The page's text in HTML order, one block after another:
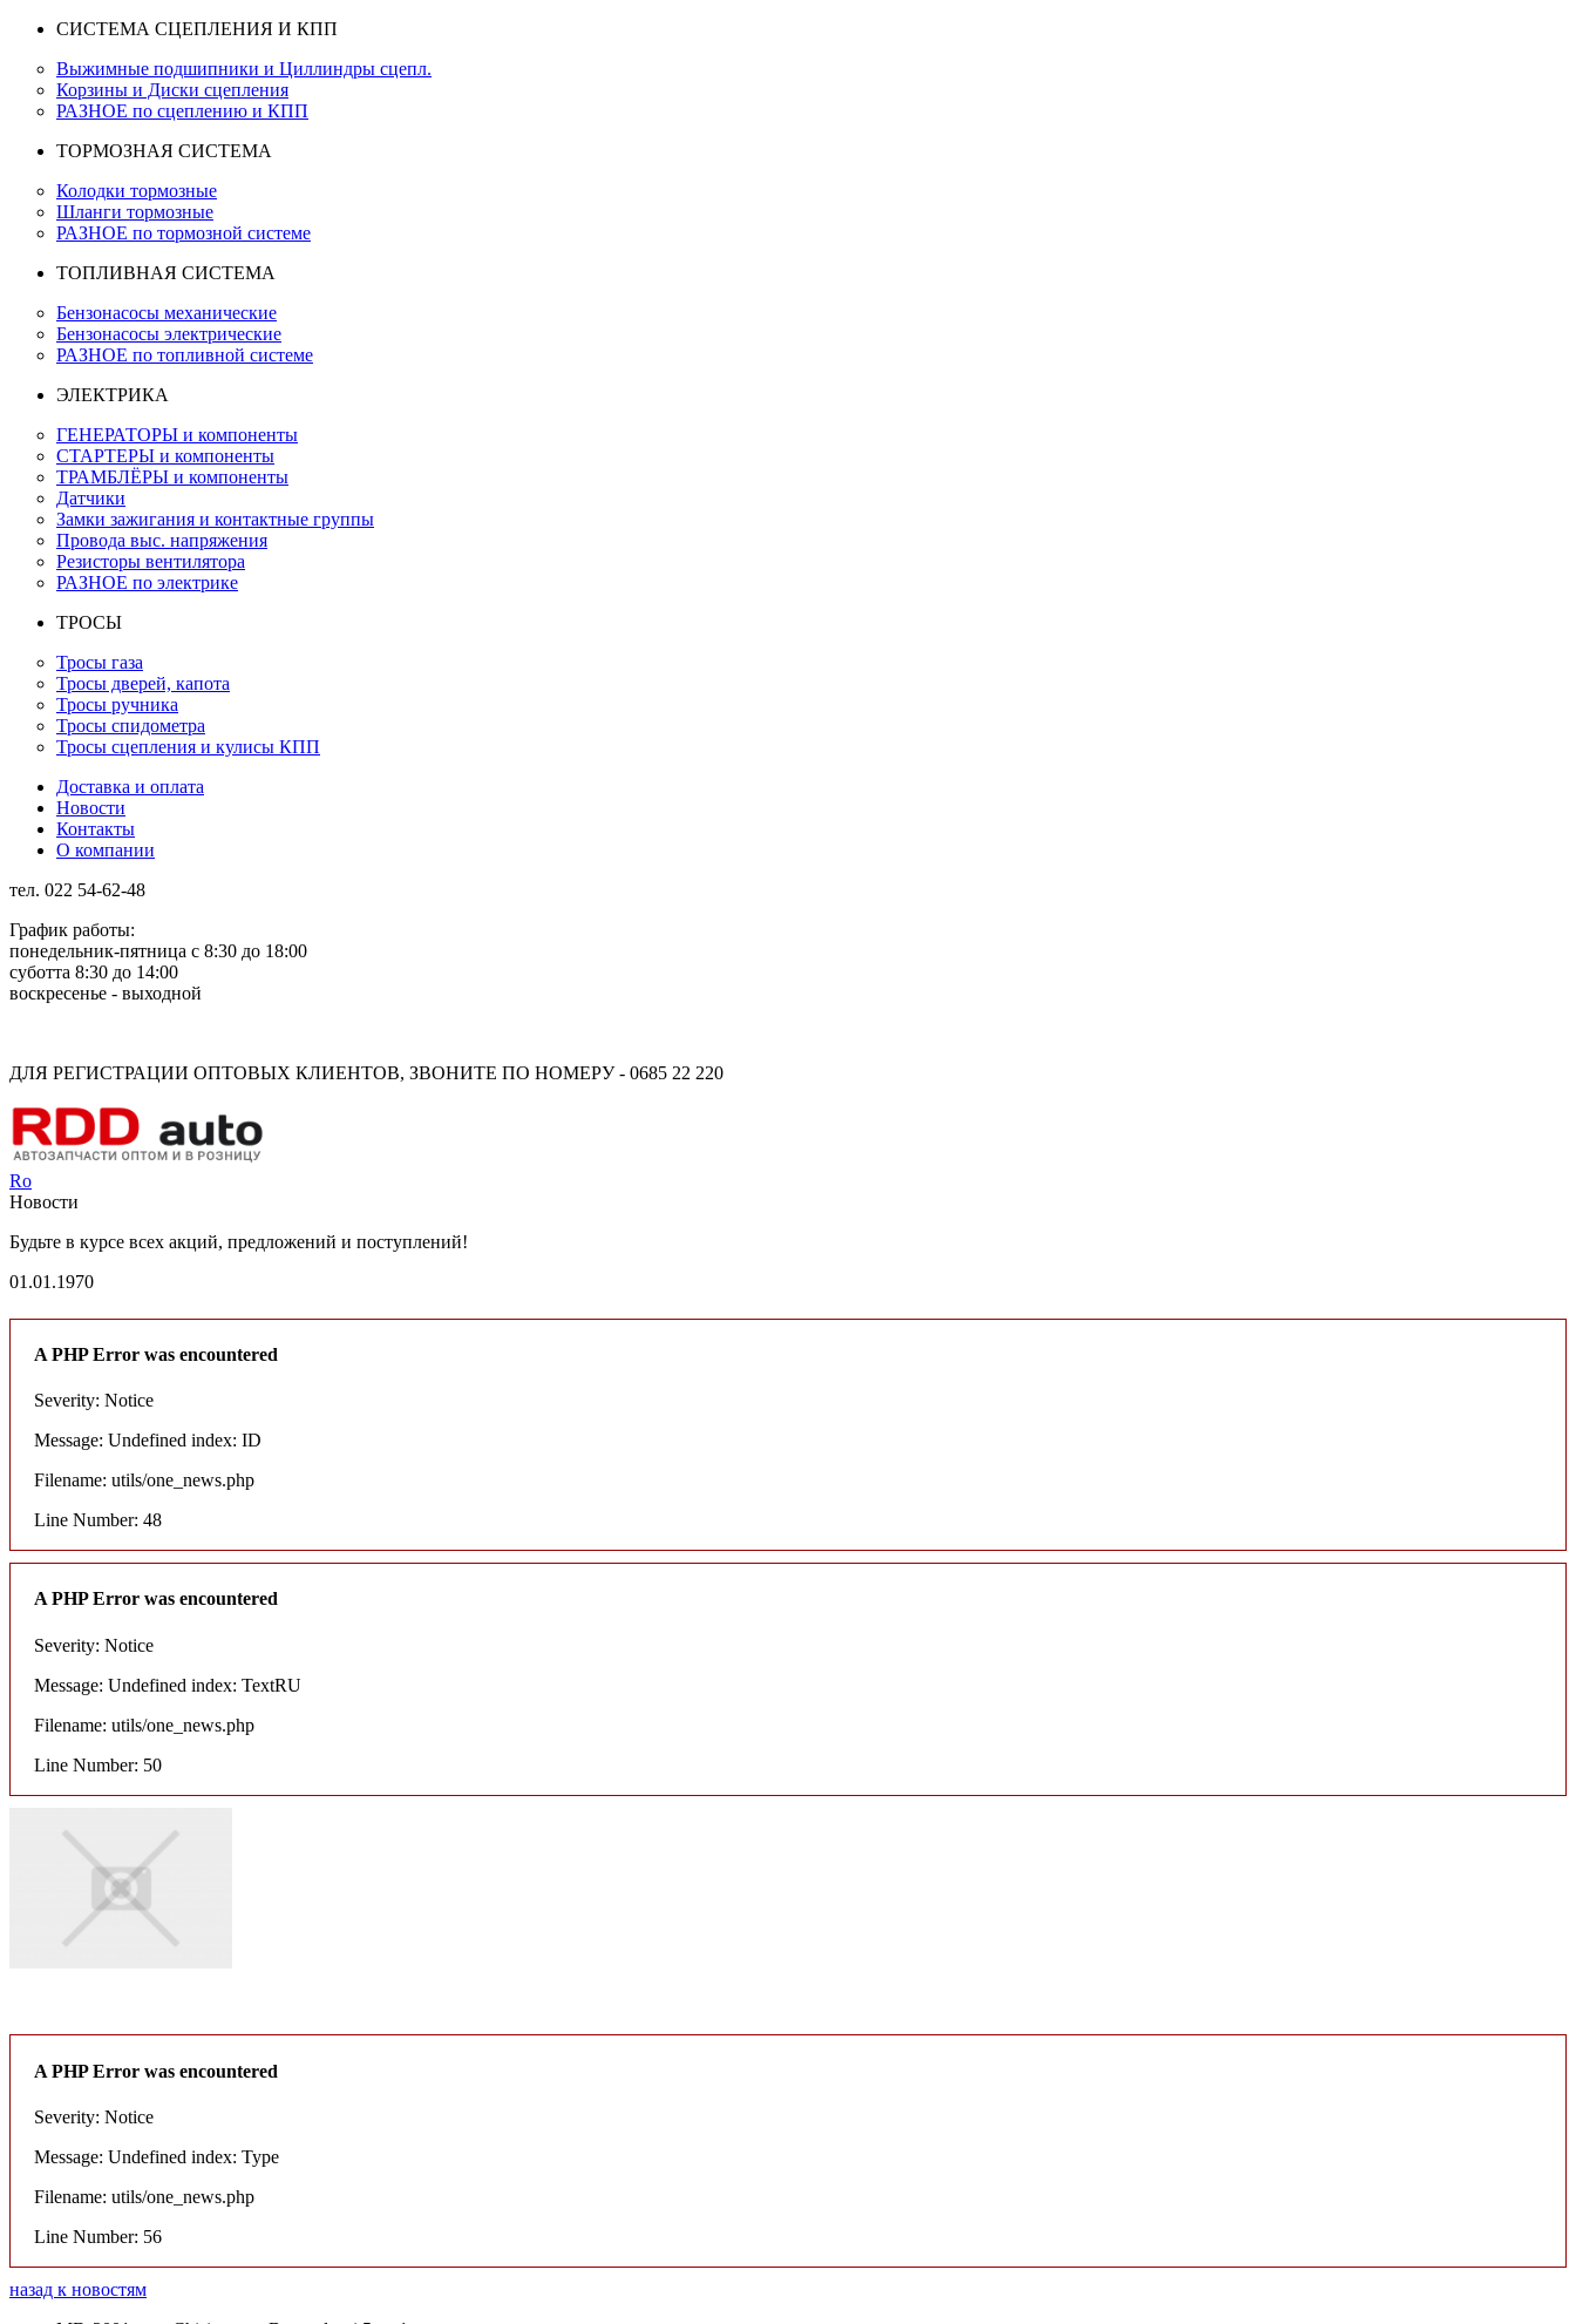
СИСТЕМА СЦЕПЛЕНИЯ И КПП
Выжимные подшипники и Циллиндры сцепл.
Корзины и Диски сцепления
РАЗНОЕ по сцеплению и КПП
ТОРМОЗНАЯ СИСТЕМА
Колодки тормозные
Шланги тормозные
РАЗНОЕ по тормозной системе
ТОПЛИВНАЯ СИСТЕМА
Бензонасосы механические
Бензонасосы электрические
РАЗНОЕ по топливной системе
ЭЛЕКТРИКА
ГЕНЕРАТОРЫ и компоненты
СТАРТЕРЫ и компоненты
ТРАМБЛЁРЫ и компоненты
Датчики
Замки зажигания и контактные группы
Провода выс. напряжения
Резисторы вентилятора
РАЗНОЕ по электрике
ТРОСЫ
Тросы газа
Тросы дверей, капота
Тросы ручника
Тросы спидометра
Тросы сцепления и кулисы КПП
Доставка и оплата
Новости
Контакты
О компании
тел. 022 54-62-48
График работы:
понедельник-пятница с 8:30 до 18:00
суботта 8:30 до 14:00
воскресенье - выходной
ДЛЯ РЕГИСТРАЦИИ ОПТОВЫХ КЛИЕНТОВ, ЗВОНИТЕ ПО НОМЕРУ - 0685 22 220
Ro
Новости
Будьте в курсе всех акций, предложений и поступлений!
01.01.1970
A PHP Error was encountered
Severity: Notice
Message: Undefined index: ID
Filename: utils/one_news.php
Line Number: 48
A PHP Error was encountered
Severity: Notice
Message: Undefined index: TextRU
Filename: utils/one_news.php
Line Number: 50
A PHP Error was encountered
Severity: Notice
Message: Undefined index: Type
Filename: utils/one_news.php
Line Number: 56
назад к новостям